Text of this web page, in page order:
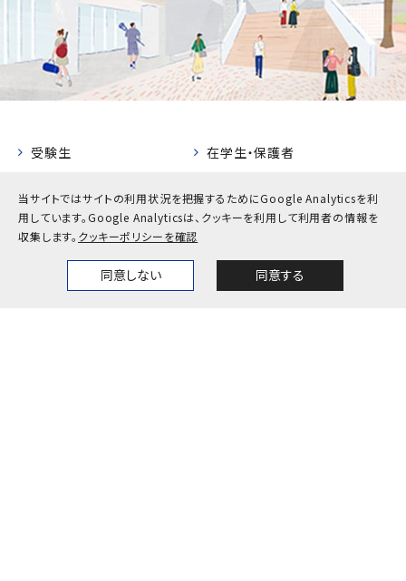
当サイトではサイトの利用状況を把握するためにGoogle Analyticsを利
用しています。Google Analyticsは、クッキーを利用して利用者の情報を
収集します。 クッキーポリシーを確認
同意しない 同意する
News Themes
受験生
在学生・保護者
教職員
公式SNS一覧